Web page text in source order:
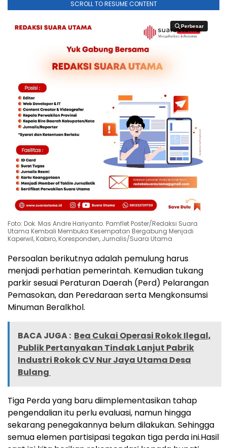
SCROLL TO RESUME CONTENT
Perbesar
Perbesar
Foto: Dok. Mas Andre Hariyanto. Pamflet Poster/Redaksi Suara
Utama Kembali Membuka Kesempatan Bergabung Menjadi
Kaperwil, Kabiro, Koresponden, Jurnalis/Suara Utama
Persoalan berikutnya adalah pemulung harus
menjadi perhatian pemerintah. Kemudian tukang
parkir sesuai Peraturan Daerah (Perd) Pelarangan
Pemasokan, dan Peredaraan serta Mengkonsumsi
Minuman Beralkhol.
BACA JUGA : Bea Cukai Operasi Rokok Ilegal,
Publik Pertanyakan Tindak Lanjut Pabrik
Industri Rokok CV Nur Jaya Utama Desa
Bulang
Tiga Perda yang baru diimplementasikan tahap
pengendalian itu perlu evaluasi, namun hingga
sekarang penegakannya belum dilakukan. Sehingga
semua elemen partisipasi tegakan tiga perda ini.Hasil